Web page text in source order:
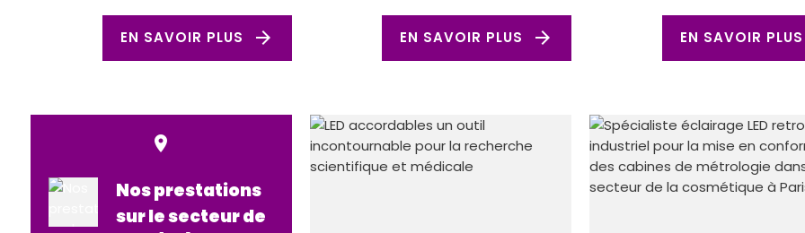
EN SAVOIR PLUS arrow_forward EN SAVOIR PLUS arrow_forward EN SAVOIR PLUS
place
Nos prestations
sur le secteur de